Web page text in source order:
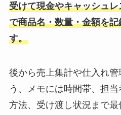
受けて現金やキャッシュ
で商品名・数量・金額を
す。
後から売上集計や仕入れ管
う、メモには時間帯、担
方法、受け渡し状況まで